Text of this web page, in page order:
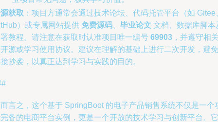
获取 ：项目方通常会通过技术论坛、代码托管平台（如 Gitee
）或专属网站提供 免费源码 毕业论文 文档、数据库脚本
教程。请注意在获取时认准项目唯一编号 69903 ，并遵守相
源或学习使用协议。建议在理解的基础上进行二次开发，避免
抄袭，以真正达到学习与实践的目的。
言之，这个基于 SpringBoot 的电子产品销售系统不仅是一个
备的电商平台实例，更是一个开放的技术学习与创新平台。它